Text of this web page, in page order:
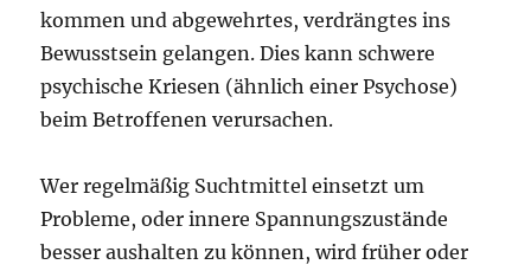
kommen und abgewehrtes, verdrängtes ins
Bewusstsein gelangen. Dies kann schwere
psychische Kriesen (ähnlich einer Psychose)
beim Betroffenen verursachen.
Wer regelmäßig Suchtmittel einsetzt um
Probleme, oder innere Spannungszustände
besser aushalten zu können, wird früher oder